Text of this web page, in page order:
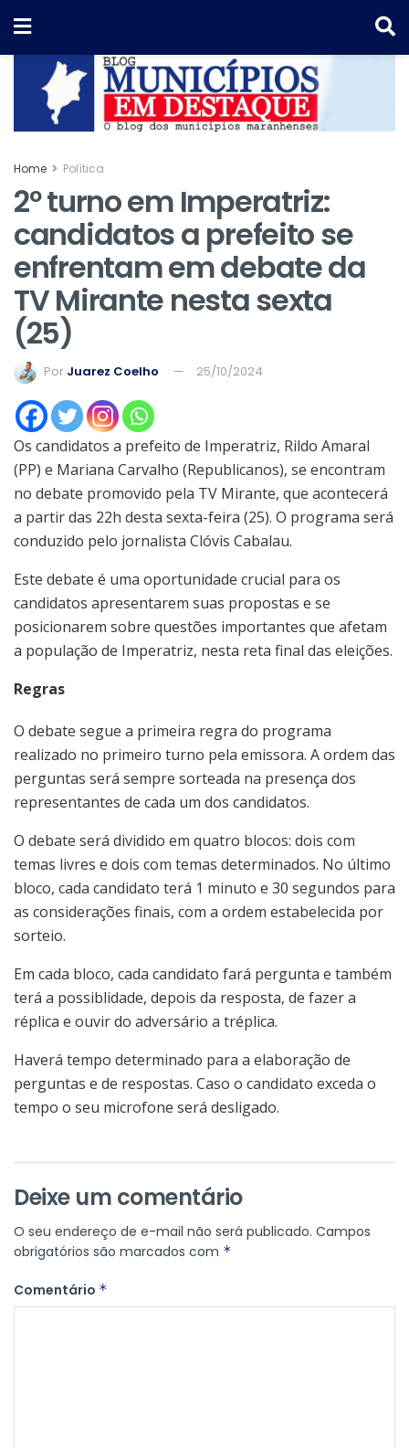
Home Política
2º turno em Imperatriz:
candidatos a prefeito se
enfrentam em debate da
TV Mirante nesta sexta
(25)
Por Juarez Coelho 25/10/2024
Os candidatos a prefeito de Imperatriz, Rildo Amaral
(PP) e Mariana Carvalho (Republicanos), se encontram
no debate promovido pela TV Mirante, que acontecerá
a partir das 22h desta sexta-feira (25). O programa será
conduzido pelo jornalista Clóvis Cabalau.
Este debate é uma oportunidade crucial para os
candidatos apresentarem suas propostas e se
posicionarem sobre questões importantes que afetam
a população de Imperatriz, nesta reta final das eleições.
Regras
O debate segue a primeira regra do programa
realizado no primeiro turno pela emissora. A ordem das
perguntas será sempre sorteada na presença dos
representantes de cada um dos candidatos.
O debate será dividido em quatro blocos: dois com
temas livres e dois com temas determinados. No último
bloco, cada candidato terá 1 minuto e 30 segundos para
as considerações finais, com a ordem estabelecida por
sorteio.
Em cada bloco, cada candidato fará pergunta e também
terá a possiblidade, depois da resposta, de fazer a
réplica e ouvir do adversário a tréplica.
Haverá tempo determinado para a elaboração de
perguntas e de respostas. Caso o candidato exceda o
tempo o seu microfone será desligado.
Deixe um comentário
O seu endereço de e-mail não será publicado. Campos
obrigatórios são marcados com *
Comentário *